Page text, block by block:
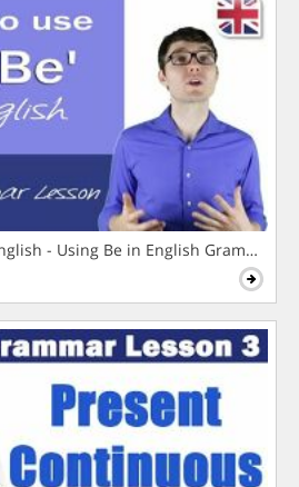
- Using Be in English Grammar